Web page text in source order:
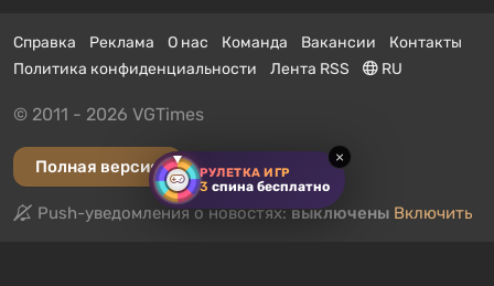
РУЛЕТКА ИГР
3 спина бесплатно
×
Справка Реклама О нас Команда Вакансии
Контакты
Политика конфиденциальности
Лента RSS RU
© 2011 - 2026 VGTimes
Полная версия
Push-уведомления о новостях:выключены Включить